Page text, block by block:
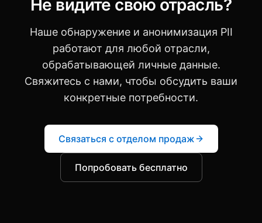
Не видите свою отрасль?
Наше обнаружение и анонимизация PII
работают для любой отрасли,
обрабатывающей личные данные.
Свяжитесь с нами, чтобы обсудить ваши
конкретные потребности.
Связаться с отделом продаж
Попробовать бесплатно